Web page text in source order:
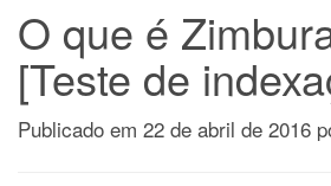
O que é
[Teste de
Publicado em 22 de abril de 2016